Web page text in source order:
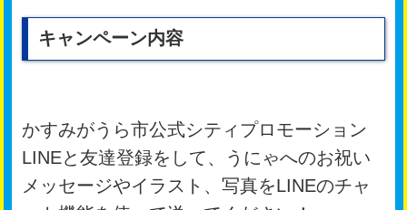
キャンペーン内容
かすみがうら市公式シティプロモーション
LINEと友達登録をして、うにゃへのお祝い
メッセージやイラスト、写真をLINEのチャ